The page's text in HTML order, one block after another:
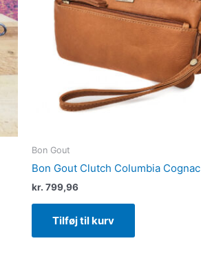
Bon Gout
Bon Gout Clutch Columbia Cognac
kr. 799,96
Tilføj til kurv